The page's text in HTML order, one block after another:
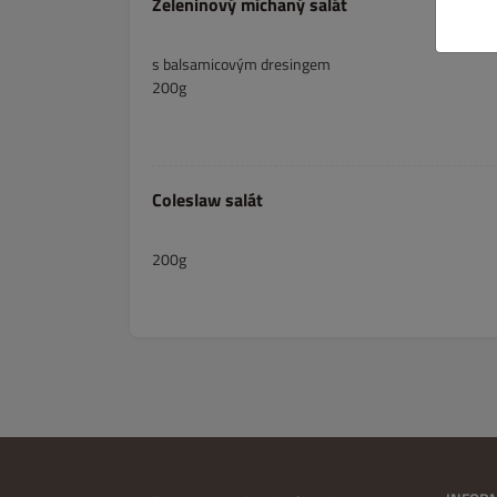
s balsamicovým dresingem
200g
Coleslaw salát
200g